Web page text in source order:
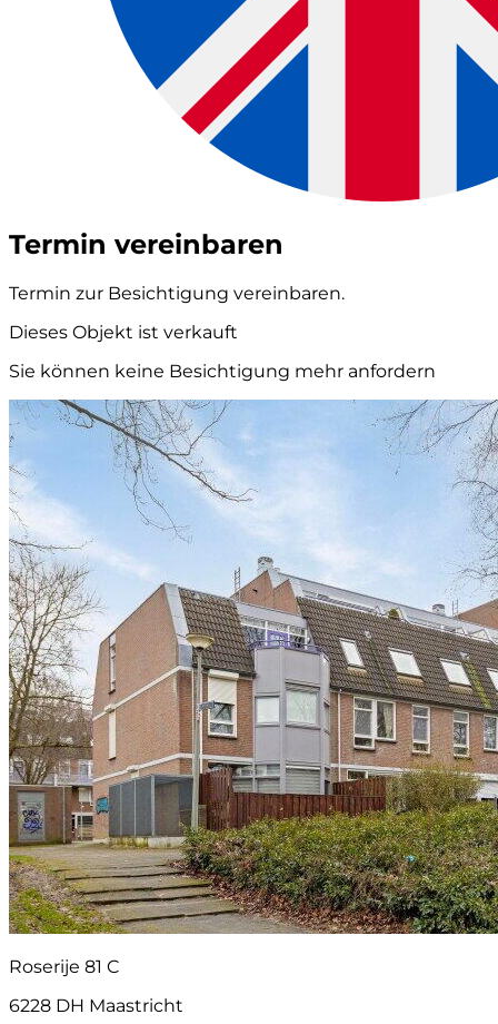
Termin vereinbaren
Termin zur Besichtigung vereinbaren.
Dieses Objekt ist verkauft
Sie können keine Besichtigung mehr anfordern
Roserije 81 C
6228 DH Maastricht